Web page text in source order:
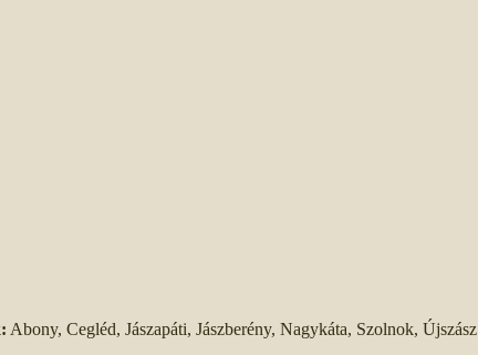
Abony, Cegléd, Jászapáti, Jászberény, Nagykáta, Szolnok, Újszász